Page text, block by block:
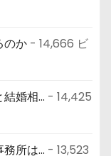
のか - 14,666 ビ
婚相... - 14,425
所は... - 13,523